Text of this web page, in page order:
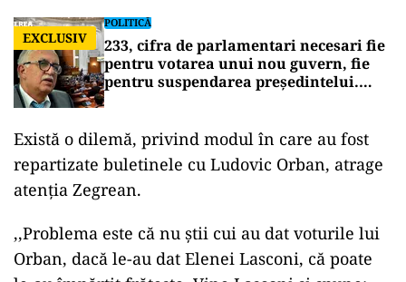
consideră Zegrean.
”Astea nu sunt motive de anulare a alegerilor,
dacă în unele secții de votare s-au mutat
voturile de la Ludovic Orban la Elena Lasconi, s-
ar putea să se anuleze acolo, dar s-a dus baba cu
colacii, pentru că trebuiau contestate atunci, în
24 de ore. Ei aveau reprezentanți în secții cu
toții acolo, de ce nu au zis nimic? Acum s-au
trezit?”, a spus fostul președinte al CCR.